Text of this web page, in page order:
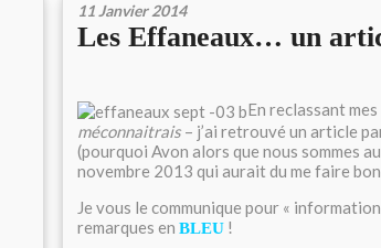
11 Janvier 2014
Les Effaneaux… un
En reclassant
méconnaitrais – j’ai retrouvé un article
(pourquoi Avon alors que nous sommes
novembre 2013 qui aurait du me faire
Je vous le communique pour «
remarques en BLEU !